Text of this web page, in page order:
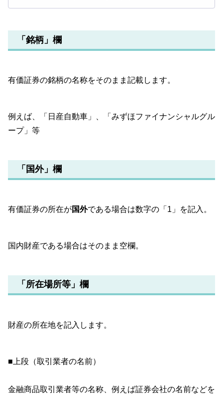
「銘柄」欄
有価証券の銘柄の名称をそのまま記載します。
例えば、「日産自動車」、「みずほファイナンシャルグル
ープ」等
「国外」欄
有価証券の所在が国外である場合は数字の「1」を記入。
国内財産である場合はそのまま空欄。
「所在場所等」欄
財産の所在地を記入します。
■上段（取引業者の名前）
金融商品取引業者等の名称、例えば証券会社の名前などを